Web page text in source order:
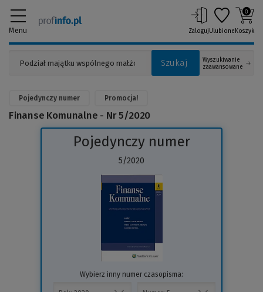
Menu
Szukaj
Wyszukiwanie
zaawansowane
ZalogujUlubione
0
Koszyk
Pojedynczy numer Promocja!
Finanse Komunalne - Nr 5/2020
Pojedynczy numer
5/2020
do
Wybierz inny numer czasopisma: